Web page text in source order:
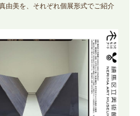
由美を、それぞれ個展形式でご紹介